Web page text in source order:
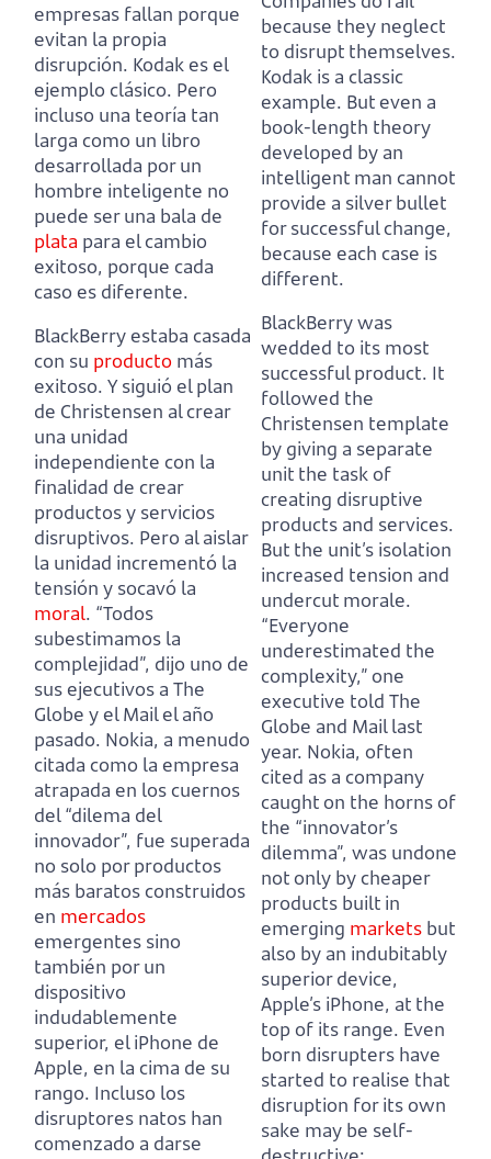
empresas fallan porque
evitan la propia
disrupción. Kodak es el
ejemplo clásico. Pero
incluso una teoría tan
larga como un libro
desarrollada por un
hombre inteligente no
puede ser una bala de
plata para el cambio
exitoso, porque cada
caso es diferente.
BlackBerry estaba casada
con su producto más
exitoso. Ysiguió el plan
de Christensen al crear
una unidad
independiente con la
finalidad de crear
productos y servicios
disruptivos. Pero al aislar
la unidad incrementó la
tensión y socavó la
moral. “Todos
subestimamos la
complejidad”, dijo uno de
sus ejecutivos a The
Globe y el Mail el año
pasado. Nokia, a menudo
citada como la empresa
atrapada en los cuernos
del “dilema del
innovador”, fue superada
no solo por productos
más baratos construidos
en mercados
emergentes sino
también por un
dispositivo
indudablemente
superior, el iPhone de
Apple, en la cima de su
rango. Incluso los
disruptores natos han
comenzado a darse
because they neglect
to disrupt themselves.
Kodak is a classic
example. But even a
book-length theory
developed by an
intelligent man cannot
provide a silver bullet
for successful change,
because each case is
different.
BlackBerry was
wedded to its most
successful product. It
followed the
Christensen template
by giving a separate
unit the task of
creating disruptive
products and services.
But the unit’s isolation
increased tension and
undercut morale.
“Everyone
underestimated the
complexity,” one
executive told The
Globe and Mail last
year. Nokia, often
cited as a company
caught on the horns of
the “innovator’s
dilemma”, was undone
not only by cheaper
products built in
emerging markets but
also by an indubitably
superior device,
Apple’s iPhone, at the
top of its range. Even
born disrupters have
started to realise that
disruption for its own
sake may be self-